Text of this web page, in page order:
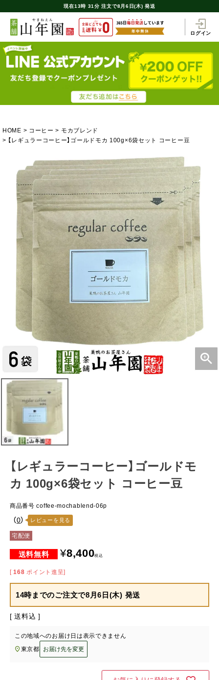
現在13時 31分 注文で8月6日(木) 発送
ログイン
HOME コーヒー
モカブレンド
【レギュラーコーヒー】ゴールドモカ 100g×6袋セット コーヒー豆
【レギュラーコーヒー】ゴールドモ
カ 100g×6袋セット コーヒー豆
商品番号 coffee-mochablend-06p
（0） レビューを見る
宅配便
¥8,400税込
[ 168 ポイント進呈]
14時までのご注文で8月6日(木) 発送
送料込
この地域へのお届け日は表示できません
東京都
お届け先を変更